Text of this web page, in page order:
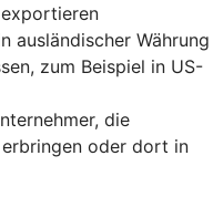
ausländischer Währung
zum Beispiel in US-
die
oder dort in